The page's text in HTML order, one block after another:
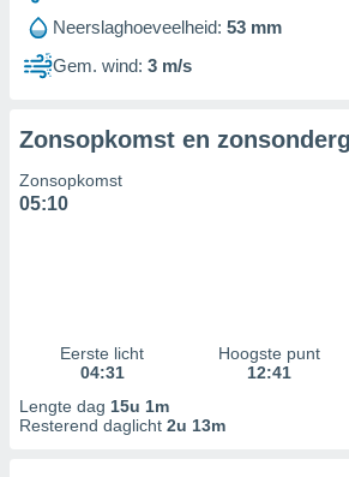
Neerslaghoeveelheid: 53 mm
Gem. wind: 3 m/s
Zonsopkomst en
Zonsopkomst
05:10
Eerste licht
04:31
Hoogste punt
12:41
Lengte dag 15u 1m
Resterend daglicht 2u 13m